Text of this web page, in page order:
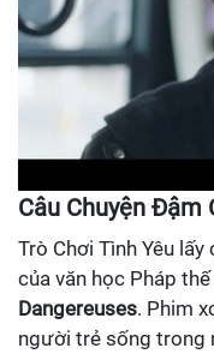
Câu Chuyện Đậm
Trò Chơi Tình Yêu
của văn học Pháp
Dangereuses. Phim
người trẻ sống trong